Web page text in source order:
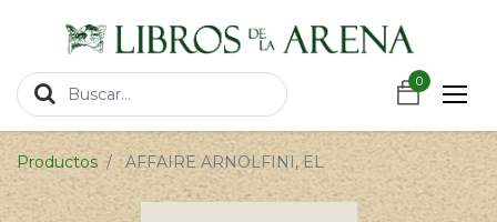
0
0
Productos AFFAIRE ARNOLFINI, EL